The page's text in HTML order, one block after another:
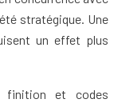
stratégique. Une
un effet plus
finition et codes